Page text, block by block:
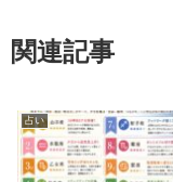
関連記事
占い